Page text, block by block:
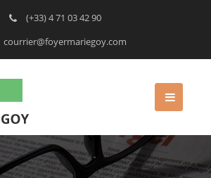
(+33) 4 71 03 42 90
courrier@foyermariegoy.com